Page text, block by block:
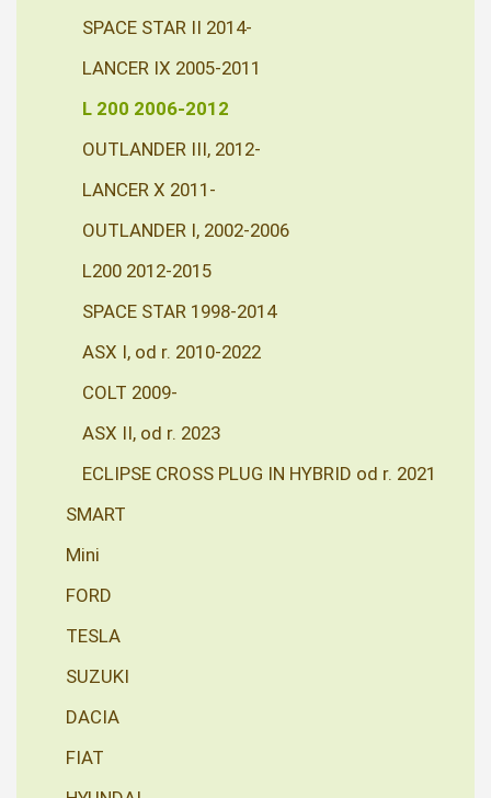
SPACE STAR II 2014-
LANCER IX 2005-2011
L 200 2006-2012
OUTLANDER III, 2012-
LANCER X 2011-
OUTLANDER I, 2002-2006
L200 2012-2015
SPACE STAR 1998-2014
ASX I, od r. 2010-2022
COLT 2009-
ASX II, od r. 2023
ECLIPSE CROSS PLUG IN HYBRID od r. 2021
SMART
Mini
FORD
TESLA
SUZUKI
DACIA
FIAT